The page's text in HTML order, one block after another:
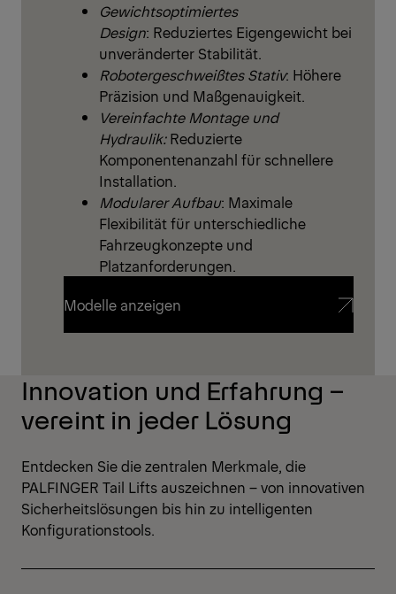
Gewichtsoptimiertes
Design: Reduziertes Eigengewicht bei
unveränderter Stabilität.
Robotergeschweißtes Stativ: Höhere
Präzision und Maßgenauigkeit.
Vereinfachte Montage und
Hydraulik:Reduzierte
Komponentenanzahl für schnellere
Installation.
Modularer Aufbau: Maximale
Flexibilität für unterschiedliche
Fahrzeugkonzepte und
Platzanforderungen.
Modelle anzeigen
Innovation und Erfahrung –
vereint in jeder Lösung
Entdecken Sie die zentralen Merkmale, die
PALFINGER Tail Lifts auszeichnen – von innovativen
Sicherheitslösungen bis hin zu intelligenten
Konfigurationstools.